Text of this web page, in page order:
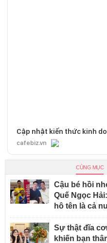
Cập nhật kiến thức kinh
cafebiz.vn
CÙNG MỤC
Cậu bé hồi
Quế Ngọc
hô tên là cả
Sự thật đĩa
khiến bạn